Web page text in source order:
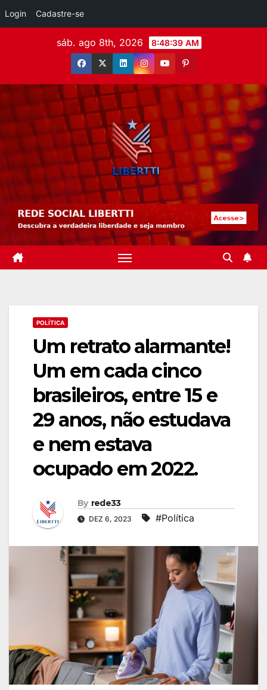
Login Cadastre-se
sáb. ago 8th, 2026 8:48:40 AM
POLÍTICA
Um retrato alarmante!
Um em cada cinco
brasileiros, entre 15 e
29 anos, não estudava
e nem estava
ocupado em 2022.
By rede33
DEZ 6, 2023 #Política